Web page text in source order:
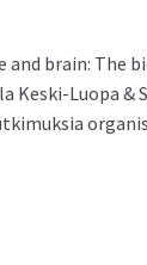
and brain: The
Kes­ki-Luopa